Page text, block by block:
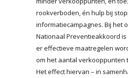
rookverboden, én hulp bij
informatiecampagnes. Bij het
Nationaal Preventieakkoord
er effectieve maatregelen
om het aantal verkooppunten
Het effect hiervan – in